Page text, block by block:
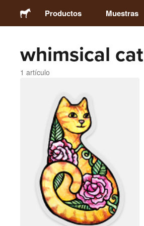
Productos
Stickers
Imanes
Chapas
Packaging
Ropa
Muestras
whimsical cat
1 artículo